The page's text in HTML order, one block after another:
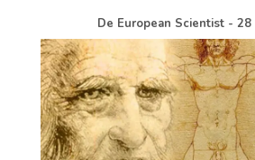
De European Scientist - 28